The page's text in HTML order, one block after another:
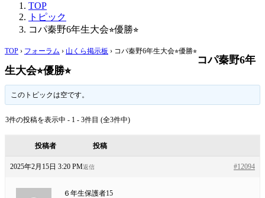
TOP
トピック
コパ秦野6年生大会⭐︎優勝⭐︎
TOP › フォーラム › 山くら掲示板 › コパ秦野6年生大会⭐︎優勝⭐︎
コパ秦野6年
生大会⭐︎優勝⭐︎
このトピックは空です。
3件の投稿を表示中 - 1 - 3件目 (全3件中)
投稿者 投稿
2025年2月15日 3:20 PM #12094
返信
６年生保護者15